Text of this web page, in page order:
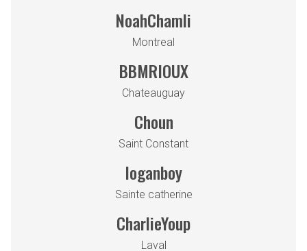
NoahChamli
Montreal
BBMRIOUX
Chateauguay
Choun
Saint Constant
loganboy
Sainte catherine
CharlieYoup
Laval